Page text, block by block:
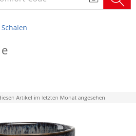
Schalen
Artikel im letzten Monat angesehen